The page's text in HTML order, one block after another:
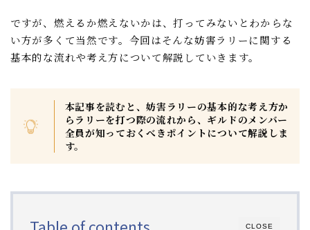
魔獣討伐会紹介掲示板
プライバシーポリシー
ですが、燃えるか燃えないかは、打ってみないとわからな
い方が多くて当然です。今回はそんな妨害ラリーに関する
基本的な流れや考え方について解説していきます。
本記事を読むと、妨害ラリーの基本的な考え方か
らラリーを打つ際の流れから、ギルドのメンバー
全員が知っておくべきポイントについて解説しま
す。
CLOSE